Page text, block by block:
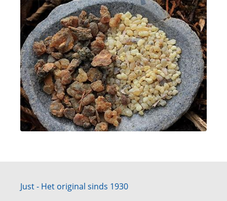
Just - Het original sinds 1930